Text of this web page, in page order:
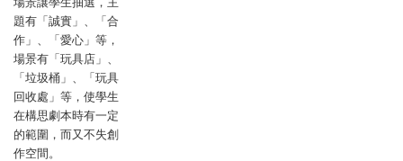
題有「誠實」、「合
作」、「愛心」等，
場景有「玩具店」、
「垃圾桶」、「玩具
回收處」等，使學生
在構思劇本時有一定
的範圍，而又不失創
作空間。